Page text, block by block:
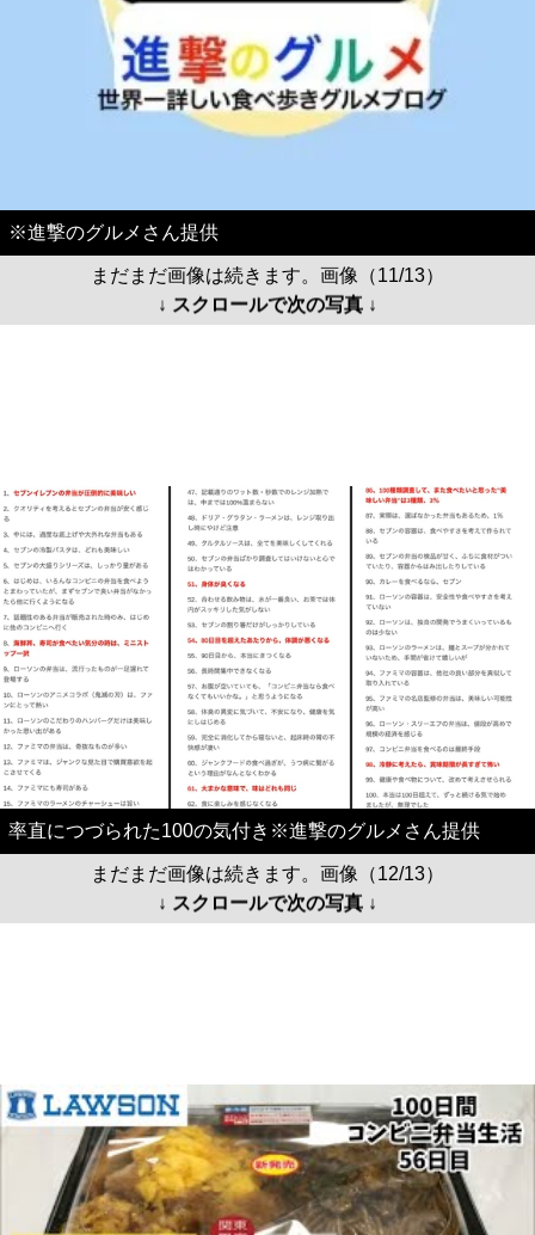
※進撃のグルメさん提供
まだまだ画像は続きます。画像（11/13）
↓ スクロールで次の写真 ↓
率直につづられた100の気付き※進撃のグルメさん提供
まだまだ画像は続きます。画像（12/13）
↓ スクロールで次の写真 ↓